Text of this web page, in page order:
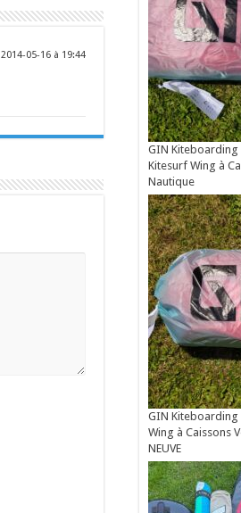
2014-05-16 à 19:44
GIN Kiteboarding
Kitesurf Wing à
Nautique
GIN Kiteboarding
Wing à Caissons
NEUVE